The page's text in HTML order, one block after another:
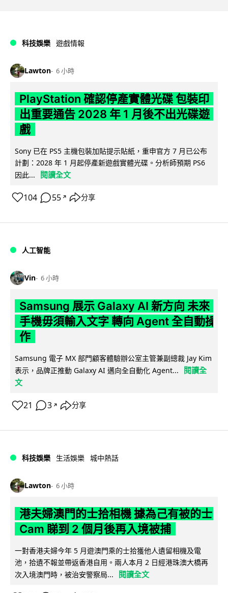
科技娛樂 遊戲情報
Lawton 6 小時
PlayStation 確認停產實體光碟 包裝印
出重要通告 2028 年 1 月後不出光碟遊
戲
Sony 已在 PS5 主機包裝加貼提示貼紙，重申官方 7 月已公布
計劃：2028 年 1 月起停產新遊戲實體光碟。分析師預期 PS6
因此...
閱讀全文
104 55 ↗ 分享
人工智能
Vin 6 小時
Samsung 展示 Galaxy AI 新方向 未來
手機毋須輸入文字 轉向 Agent 全自動操
作
Samsung 電子 MX 部門顧客體驗辦公室主管兼副總裁 Jay Kim
表示，品牌正推動 Galaxy AI 邁向全自動化 Agent...
閱讀全
文
21 3 ↗ 分享
科技娛樂 生活娛樂 城中熱話
Lawton 6 小時
港夫婦澳門的士拾相機 據為己有被的士
Cam 睇到 2 個月後再入境被捕
一對香港夫婦今年 5 月遊澳門乘的士拾獲他人遺留相機及電
池，拾遺不報並帶返香港自用。兩人本月 2 日經港珠澳大橋再
次入境澳門時，被治安警察局...
閱讀全文